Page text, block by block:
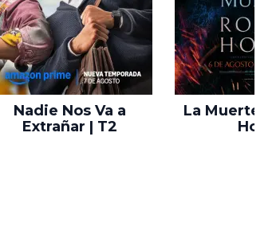
Nadie Nos Va a
Extrañar | T2
La Muerte
Hood